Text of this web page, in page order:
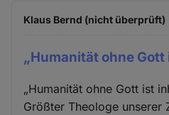
Klaus Bernd (nicht überprüft)
„Humanität ohne Gott
„Humanität ohne Gott ist
Größter Theologe unserer